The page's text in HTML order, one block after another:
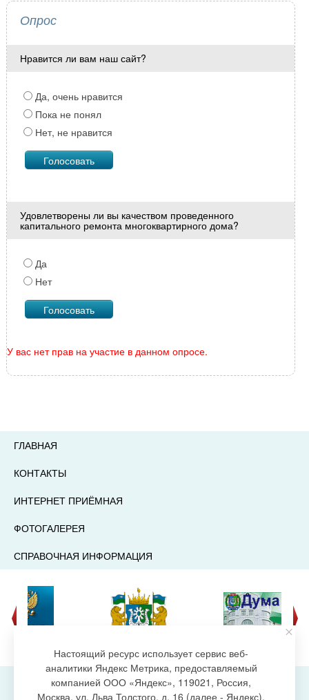
Опрос
Нравится ли вам наш сайт?
Да, очень нравится
Пока не понял
Нет, не нравится
Удовлетворены ли вы качеством проведенного
капитального ремонта многоквартирного дома?
Да
Нет
У вас нет прав на участие в данном опросе.
ГЛАВНАЯ
КОНТАКТЫ
ИНТЕРНЕТ ПРИЁМНАЯ
ФОТОГАЛЕРЕЯ
СПРАВОЧНАЯ ИНФОРМАЦИЯ
Настоящий ресурс использует сервис веб-
аналитики Яндекс Метрика, предоставляемый
компанией ООО «Яндекс», 119021, Россия,
Москва, ул. Льва Толстого, д. 16 (далее - Яндекс),